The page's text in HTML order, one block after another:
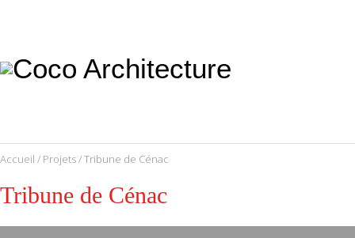
urbanisme,
etc.
Accueil / Projets/ Tribune de Cénac
Tribune de Cénac